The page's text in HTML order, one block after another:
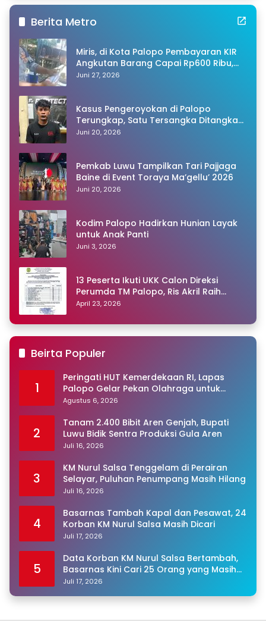
Berita Metro
Miris, di Kota Palopo Pembayaran KIR
Angkutan Barang Capai Rp600 Ribu,
Warganet Pertanyakan Dugaan Pungli
Juni 27, 2026
Kasus Pengeroyokan di Palopo
Terungkap, Satu Tersangka Ditangkap
Polisi
Juni 20, 2026
Pemkab Luwu Tampilkan Tari Pajjaga
Baine di Event Toraya Ma’gellu’ 2026
Juni 20, 2026
Kodim Palopo Hadirkan Hunian Layak
untuk Anak Panti
Juni 3, 2026
13 Peserta Ikuti UKK Calon Direksi
Perumda TM Palopo, Ris Akril Raih
Peringkat Pertama
April 23, 2026
Beirta Populer
1
Peringati HUT Kemerdekaan RI, Lapas
Palopo Gelar Pekan Olahraga untuk
Warga Binaan
Agustus 6, 2026
2
Tanam 2.400 Bibit Aren Genjah, Bupati
Luwu Bidik Sentra Produksi Gula Aren
Juli 16, 2026
3
KM Nurul Salsa Tenggelam di Perairan
Selayar, Puluhan Penumpang Masih Hilang
Juli 16, 2026
4
Basarnas Tambah Kapal dan Pesawat, 24
Korban KM Nurul Salsa Masih Dicari
Juli 17, 2026
5
Data Korban KM Nurul Salsa Bertambah,
Basarnas Kini Cari 25 Orang yang Masih
Hilang
Juli 17, 2026